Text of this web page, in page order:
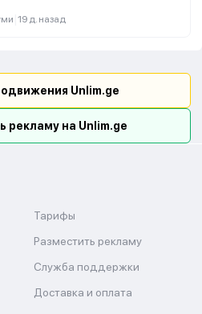
19 д. назад
Unlim.ge
рекламу на Unlim.ge
Тарифы
Разместить рекламу
Служба поддержки
Доставка и оплата